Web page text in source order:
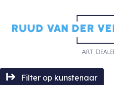
Filter op kunstenaar